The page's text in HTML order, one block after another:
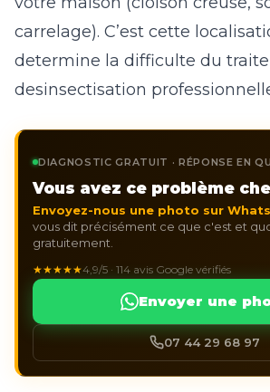
carrelage). C’est cette
determine la difficulte du
desinsectisation
DIAGNOSTIC GRATUIT · RÉPONSE EN
Vous avez ce problème
Envoyez-nous une photo sur
vous dit précisément ce que c'est et
gratuitement.
★★★★★4,9/5 · 114 avis Google vérifiés
Envoyer une
07 44 29 68 97